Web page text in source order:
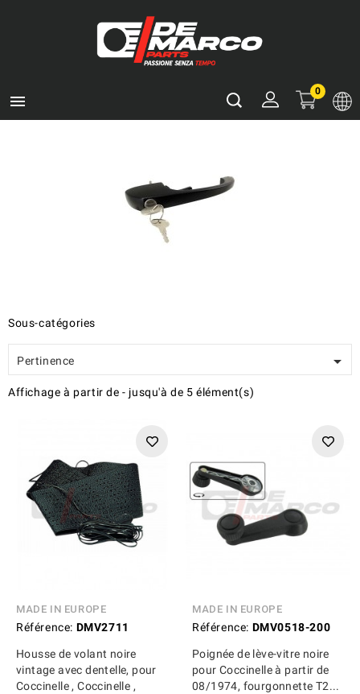

0
Sous-catégories
Pertinence 
Affichage à partir de- jusqu'àde 5élément(s)
MADE IN EUROPE
Référence: DMV2711
Housse de volant noire
vintage avec dentelle, pour
Coccinelle , Coccinelle ,
MADE IN EUROPE
Référence: DMV0518-200
Poignée de lève-vitre noire
pour Coccinelle à partir de
08/1974, fourgonnette T2...